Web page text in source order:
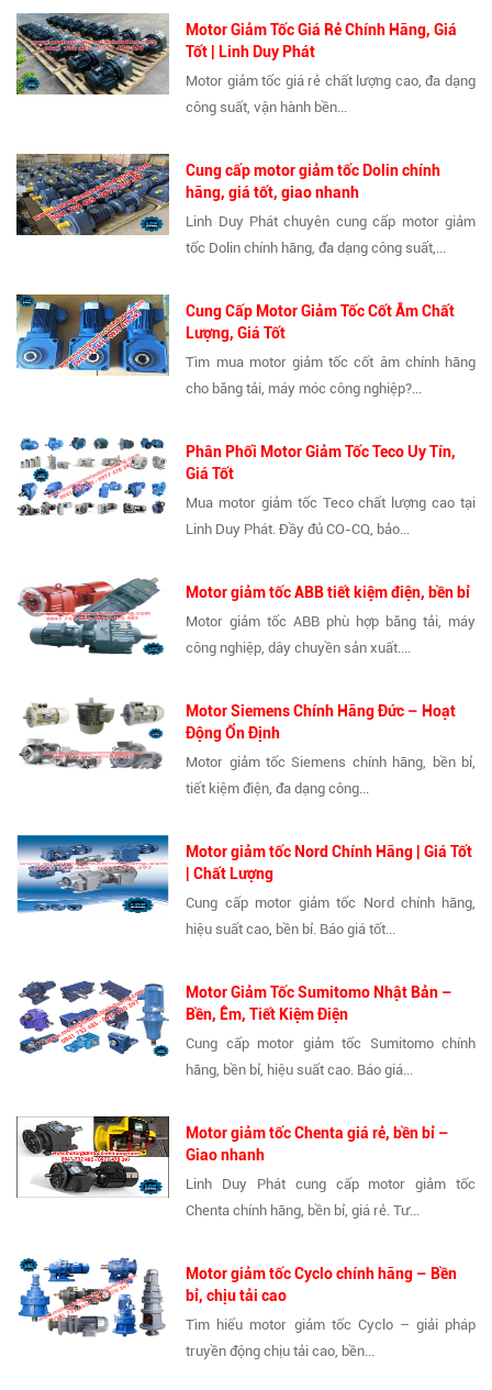
Motor Giảm Tốc Giá Rẻ Chính Hãng, Giá
Tốt | Linh Duy Phát
Motor giảm tốc giá rẻ chất lượng cao, đa dạng
công suất, vận hành bền...
Cung cấp motor giảm tốc Dolin chính
hãng, giá tốt, giao nhanh
Linh Duy Phát chuyên cung cấp motor giảm
tốc Dolin chính hãng, đa dạng công suất,...
Cung Cấp Motor Giảm Tốc Cốt Âm Chất
Lượng, Giá Tốt
Tìm mua motor giảm tốc cốt âm chính hãng
cho băng tải, máy móc công nghiệp?...
Phân Phối Motor Giảm Tốc Teco Uy Tín,
Giá Tốt
Mua motor giảm tốc Teco chất lượng cao tại
Linh Duy Phát. Đầy đủ CO-CQ, bảo...
Motor giảm tốc ABB tiết kiệm điện, bền bỉ
Motor giảm tốc ABB phù hợp băng tải, máy
công nghiệp, dây chuyền sản xuất....
Motor Siemens Chính Hãng Đức – Hoạt
Động Ổn Định
Motor giảm tốc Siemens chính hãng, bền bỉ,
tiết kiệm điện, đa dạng công...
Motor giảm tốc Nord Chính Hãng | Giá Tốt
| Chất Lượng
Cung cấp motor giảm tốc Nord chính hãng,
hiệu suất cao, bền bỉ. Báo giá tốt...
Motor Giảm Tốc Sumitomo Nhật Bản –
Bền, Êm, Tiết Kiệm Điện
Cung cấp motor giảm tốc Sumitomo chính
hãng, bền bỉ, hiệu suất cao. Báo giá...
Motor giảm tốc Chenta giá rẻ, bền bỉ –
Giao nhanh
Linh Duy Phát cung cấp motor giảm tốc
Chenta chính hãng, bền bỉ, giá rẻ. Tư...
Motor giảm tốc Cyclo chính hãng – Bền
bỉ, chịu tải cao
Tìm hiểu motor giảm tốc Cyclo – giải pháp
truyền động chịu tải cao, bền...